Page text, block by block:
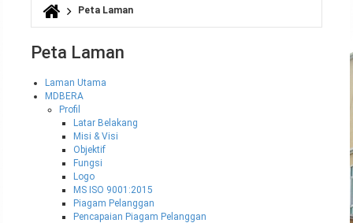
Anda di sini
Peta Laman
Peta Laman
Laman Utama
MDBERA
Profil
Latar Belakang
Misi & Visi
Objektif
Fungsi
Logo
MS ISO 9001:2015
Piagam Pelanggan
Pencapaian Piagam Pelanggan